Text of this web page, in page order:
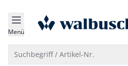
springen
springen
Menü zur
Suchbegriff / Artikel-Nr.